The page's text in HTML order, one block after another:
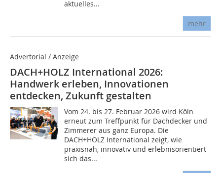
aktuelles...
mehr
Advertorial / Anzeige
DACH+HOLZ International 2026:
Handwerk erleben, Innovationen
entdecken, Zukunft gestalten
Vom 24. bis 27. Februar 2026 wird Köln
erneut zum Treffpunkt für Dachdecker und
Zimmerer aus ganz Europa. Die
DACH+HOLZ International zeigt, wie
praxisnah, innovativ und erlebnisorientiert
sich das...